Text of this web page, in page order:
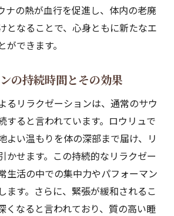
ナの熱が血行を促進し、体内の老廃
となることで、心身ともに新たなエ
できます。
の持続時間とその効果
るリラクゼーションは、通常のサウ
すると言われています。ロウリュで
よい温もりを体の深部まで届け、リ
かせます。この持続的なリラクゼー
生活の中での集中力やパフォーマン
ます。さらに、緊張が緩和されるこ
くなると言われており、質の高い睡